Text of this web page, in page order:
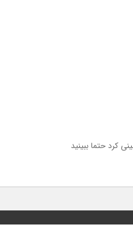
کرد حتما ببینید